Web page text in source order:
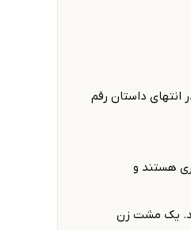
انتهای داستان رقم
هستند و
یک مشت زن